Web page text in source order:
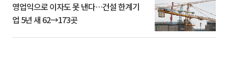
영업익으로 이자도 못 낸다…건설 한계기
업 5년 새 62→173곳